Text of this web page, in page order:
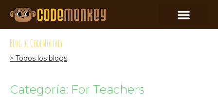
Blog de CodeMonkey
> Todos los blogs
Categoría: For Teachers